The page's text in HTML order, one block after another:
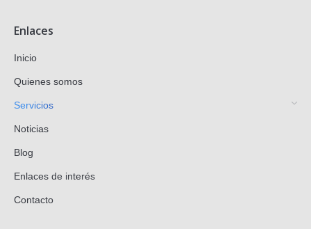
Enlaces
Inicio
Quienes somos
Servicios
Noticias
Blog
Enlaces de interés
Contacto